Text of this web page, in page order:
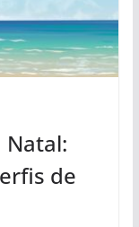
Natal:
de